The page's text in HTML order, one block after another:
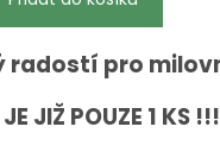
radostí pro
JIŽ POUZE 1 KS !!!